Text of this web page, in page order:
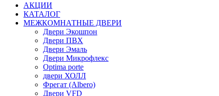
АКЦИИ
КАТАЛОГ
МЕЖКОМНАТНЫЕ ДВЕРИ
Двери Экошпон
Двери ПВХ
Двери Эмаль
Двери Микрофлекс
Optima porte
двери ХОЛЛ
Фрегат (Albero)
Двери VFD